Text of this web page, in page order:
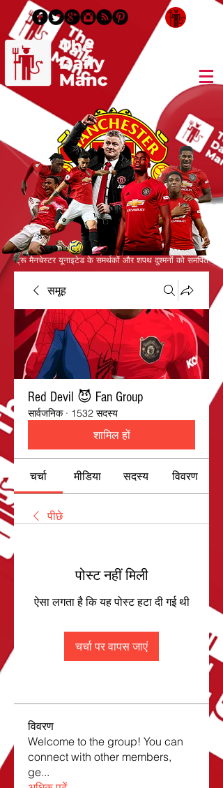
ट्रू मैनचेस्टर यूनाइटेड के समर्थकों और शपथ दुश्मनों को समर्पित
समूह
Red Devil 😈 Fan Group
सार्वजनिक · 1532 सदस्य
शामिल हों
चर्चा मीडिया सदस्य विवरण
पीछे
पोस्ट नहीं मिली
ऐसा लगता है कि यह पोस्ट हटा दी गई थी
चर्चा पर वापस जाएं
विवरण
Welcome to the group! You can
connect with other members,
ge...